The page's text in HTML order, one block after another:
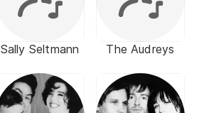
Sally Seltmann The Audreys